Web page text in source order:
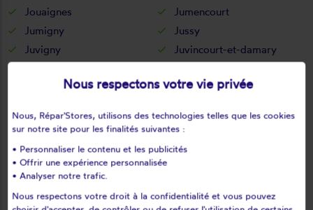
Jouaignes
Jumencourt
Jumigny
Jussy
Juvigny
Juvincourt-et-damary
La celle-sous-montmirail
La chapelle-monthodon
La fère
La ferté-chevresis
La ferté-milon
La hérie
La malmaison
La neuville-en-beine
La neuville-lès-dorengt
La vallée-au-blé
Nous respectons votre vie privée
Nous, Répar'Stores, utilisons des technologies telles que les cookies
sur notre site pour les finalités suivantes :
• Personnaliser le contenu et les publicités
• Offrir une expérience personnalisée
• Analyser notre trafic.
Nous respectons votre droit à la confidentialité et vous pouvez